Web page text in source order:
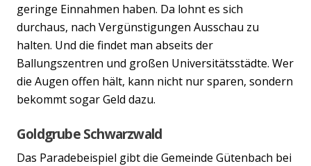
geringe Einnahmen haben. Da lohnt es sich
durchaus, nach Vergünstigungen Ausschau zu
halten. Und die findet man abseits der
Ballungszentren und großen Universitätsstädte. Wer
die Augen offen hält, kann nicht nur sparen, sondern
bekommt sogar Geld dazu.
Goldgrube Schwarzwald
Das Paradebeispiel gibt die Gemeinde Gütenbach bei